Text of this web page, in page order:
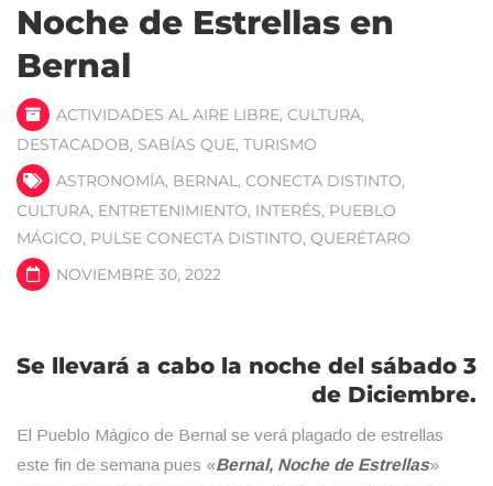
Noche de Estrellas en
Bernal
ACTIVIDADES AL AIRE LIBRE, CULTURA,
DESTACADOB, SABÍAS QUE, TURISMO
ASTRONOMÍA, BERNAL, CONECTA DISTINTO,
CULTURA, ENTRETENIMIENTO, INTERÉS, PUEBLO
MÁGICO, PULSE CONECTA DISTINTO, QUERÉTARO
NOVIEMBRE 30, 2022
Se llevará a cabo la noche del sábado 3
de Diciembre.
El Pueblo Mágico de Bernal se verá plagado de estrellas
este fin de semana pues «Bernal, Noche de Estrellas»